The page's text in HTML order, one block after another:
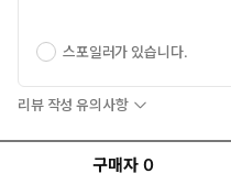
스포일러가 있습니다.
리뷰 작성 유의사항
구매자 0